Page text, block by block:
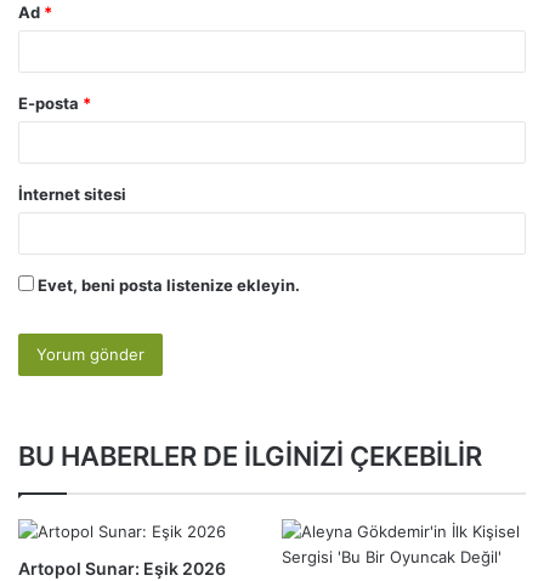
Ad *
E-posta *
İnternet sitesi
Evet, beni posta listenize ekleyin.
BU HABERLER DE İLGİNİZİ ÇEKEBİLİR
Artopol Sunar: Eşik 2026